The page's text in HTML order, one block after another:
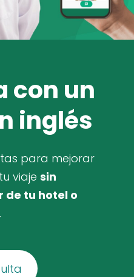
con un
inglés
para mejorar
viaje sin
de tu hotel o
.